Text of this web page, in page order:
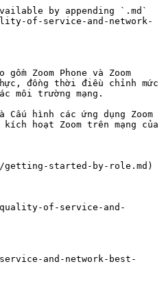
by appending `.md`
of-service-and-network-
Zoom Phone và Zoom
đồng thời điều chỉnh mức
môi trường mạng.
hình các ứng dụng Zoom
hoạt Zoom trên mạng của
started-by-role.md)
quality-of-service-and-
and-network-best-